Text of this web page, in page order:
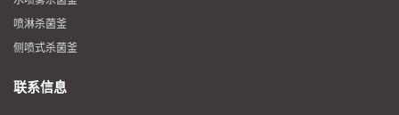
喷淋杀菌釜
侧喷式杀菌釜
联系信息